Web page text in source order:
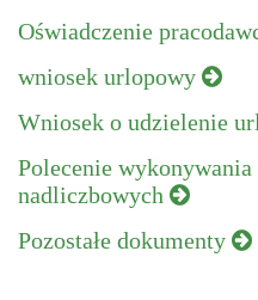
Oświadczenie
wniosek urlopowy
Wniosek o udzielenie
Polecenie
nadliczbowych
Pozostałe dokumenty